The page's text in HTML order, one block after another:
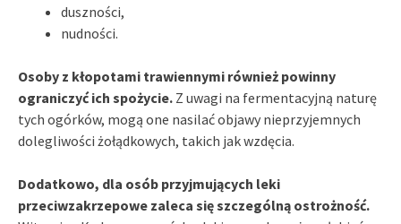
duszności,
nudności.
Osoby z kłopotami trawiennymi również powinny
ograniczyć ich spożycie. Z uwagi na fermentacyjną naturę
tych ogórków, mogą one nasilać objawy nieprzyjemnych
dolegliwości żołądkowych, takich jak wzdęcia.
Dodatkowo, dla osób przyjmujących leki
przeciwzakrzepowe zaleca się szczególną ostrożność.